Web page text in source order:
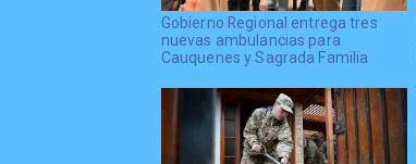
Gobierno Regional entrega tres
nuevas ambulancias para
Cauquenes y Sagrada Familia